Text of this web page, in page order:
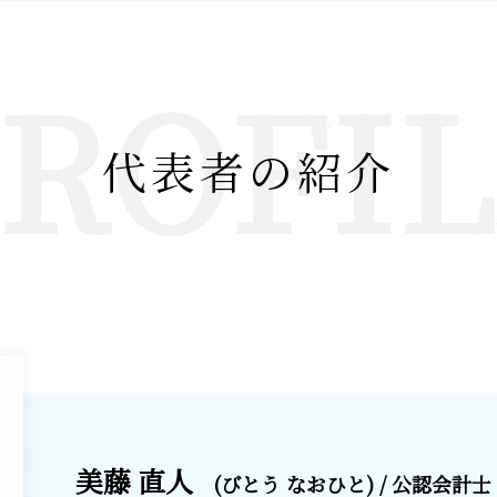
代表者の紹介
美藤 直人 (びとう なおひと) / 公認会計